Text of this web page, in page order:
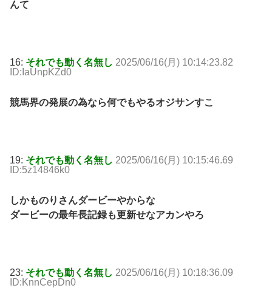
んて
16: それでも動く名無し 2025/06/16(月) 10:14:23.82
ID:IaUnpKZd0
競馬界の発展の為なら何でもやるオジサンすこ
19: それでも動く名無し 2025/06/16(月) 10:15:46.69
ID:5z14846k0
しかものりさんダービーやからな
ダービーの最年長記録も更新せなアカンやろ
23: それでも動く名無し 2025/06/16(月) 10:18:36.09
ID:KnnCepDn0